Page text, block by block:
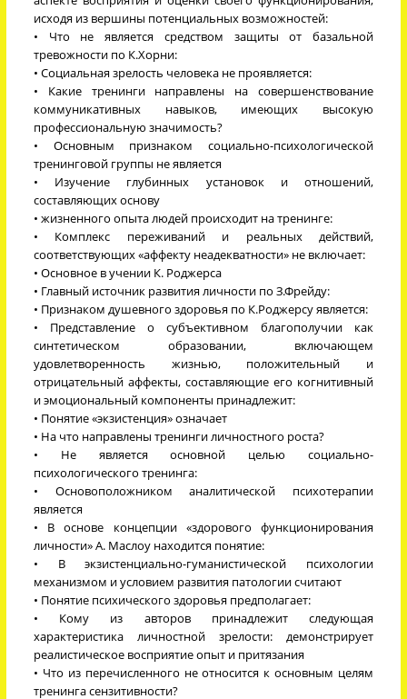
исходя из вершины потенциальных возможностей:
• Что не является средством защиты от базальной
тревожности по К.Хорни:
• Социальная зрелость человека не проявляется:
• Какие тренинги направлены на совершенствование
коммуникативных навыков, имеющих высокую
профессиональную значимость?
• Основным признаком социально-психологической
тренинговой группы не является
• Изучение глубинных установок и отношений,
составляющих основу
• жизненного опыта людей происходит на тренинге:
• Комплекс переживаний и реальных действий,
соответствующих «аффекту неадекватности» не включает:
• Основное в учении К. Роджерса
• Главный источник развития личности по З.Фрейду:
• Признаком душевного здоровья по К.Роджерсу является:
• Представление о субъективном благополучии как
синтетическом образовании, включающем
удовлетворенность жизнью, положительный и
отрицательный аффекты, составляющие его когнитивный
и эмоциональный компоненты принадлежит:
• Понятие «экзистенция» означает
• На что направлены тренинги личностного роста?
• Не является основной целью социально-
психологического тренинга:
• Основоположником аналитической психотерапии
является
• В основе концепции «здорового функционирования
личности» А. Маслоу находится понятие:
• В экзистенциально-гуманистической психологии
механизмом и условием развития патологии считают
• Понятие психического здоровья предполагает:
• Кому из авторов принадлежит следующая
характеристика личностной зрелости: демонстрирует
реалистическое восприятие опыт и притязания
• Что из перечисленного не относится к основным целям
тренинга сензитивности?